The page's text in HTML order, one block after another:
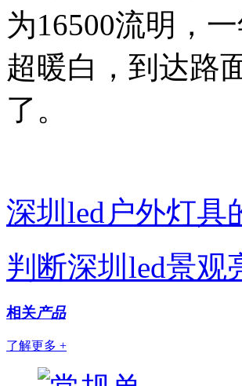
为16500流明，
超暖白，到达路
了。
深圳led户外灯具
判断深圳led景观
相关产品
了解更多 +